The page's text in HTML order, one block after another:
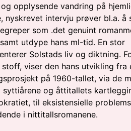
opplysende vandring på
nyskrevet intervju prøver bl.a. å
som .det genuint
utdype hans ml-tid. En stor
Solstads liv og diktning.
viser den hans utvikling fra
på 1960-tallet, via de
syttiårene og åttitallets
til eksistensielle
i nittitallsromanene.